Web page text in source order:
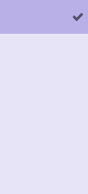
direct